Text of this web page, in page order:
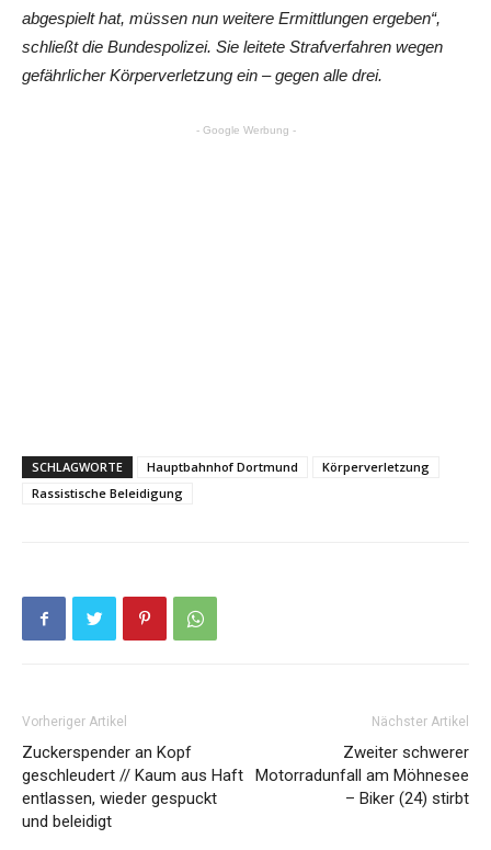
abgespielt hat, müssen nun weitere Ermittlungen ergeben“,
schließt die Bundespolizei. Sie leitete Strafverfahren wegen
gefährlicher Körperverletzung ein – gegen alle drei.
- Google Werbung -
SCHLAGWORTE Hauptbahnhof Dortmund
Körperverletzung
Rassistische Beleidigung
Vorheriger Artikel
Zuckerspender an Kopf
geschleudert // Kaum aus Haft
entlassen, wieder gespuckt
und beleidigt
Nächster Artikel
Zweiter schwerer
Motorradunfall am Möhnesee
– Biker (24) stirbt